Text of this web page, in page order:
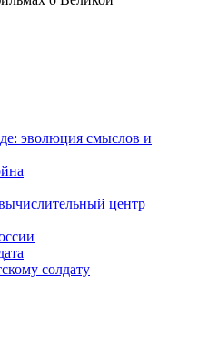
эволюция смыслов и
центр
солдату